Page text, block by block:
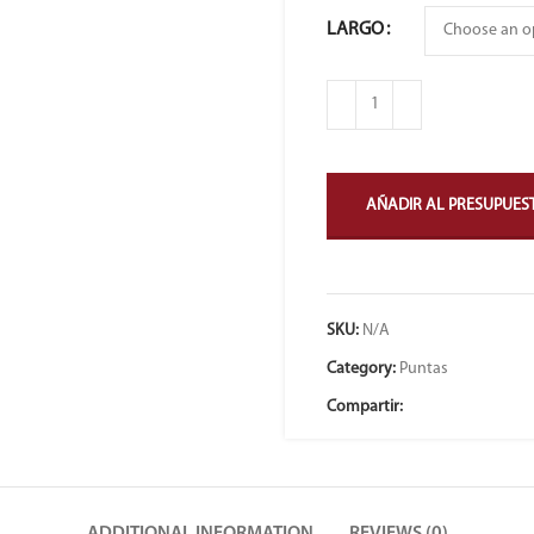
LARGO
AÑADIR AL
SKU: N/A
Category: Puntas
Compartir: